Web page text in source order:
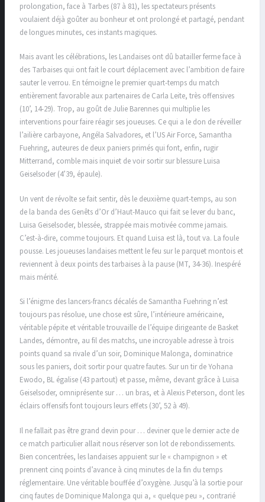
prolongation, face à Tarbes (87 à 81), les spectateurs présents
voulaient déjà goûter au bonheur et ont prolongé et partagé, pendant
de longues minutes, ces instants magiques.
Mais avant les célébrations, les Landaises ont dû batailler ferme face à
des Tarbaises qui ont fait le court déplacement avec l’ambition de faire
sauter le verrou. En témoigne le premier quart-temps du match
entièrement favorable aux partenaires de Carla Leite, très offensives
(10’, 14-29). Trop, au goût de Julie Barennes qui multiplie les
interventions pour faire réagir ses joueuses. Ce qui a le don de réveiller
l’ailière carbayone, Angéla Salvadores, et l’US Air Force, Samantha
Fuehring, auteures de deux paniers primés qui font, enfin, rugir
Mitterrand, comble mais inquiet de voir sortir sur blessure Luisa
Geiselsoder (4’39, épaule).
Un vent de révolte se fait sentir, dès le deuxième quart-temps, au son
de la banda des Genêts d’Or d’Haut-Mauco qui fait se lever du banc,
Luisa Geiselsoder, blessée, strappée mais motivée comme jamais.
C’est-à-dire, comme toujours. Et quand Luisa est là, tout va. La foule
pousse. Les joueuses landaises mettent le feu sur le parquet montois et
reviennent à deux points des tarbaises à la pause (MT, 34-36). Inespéré
mais mérité.
Si l’énigme des lancers-francs décalés de Samantha Fuehring n’est
toujours pas résolue, une chose est sûre, l’intérieure américaine,
véritable pépite et véritable trouvaille de l’équipe dirigeante de Basket
Landes, démontre, au fil des matchs, une incroyable adresse à trois
points quand sa rivale d’un soir, Dominique Malonga, dominatrice
sous les paniers, doit sortir pour quatre fautes. Sur un tir de Yohana
Ewodo, BL égalise (43 partout) et passe, même, devant grâce à Luisa
Geiselsoder, omniprésente sur … un bras, et à Alexis Peterson, dont les
éclairs offensifs font toujours leurs effets (30’, 52 à 49).
Il ne fallait pas être grand devin pour … deviner que le dernier acte de
ce match particulier allait nous réserver son lot de rebondissements.
Bien concentrées, les landaises appuient sur le « champignon » et
prennent cinq points d’avance à cinq minutes de la fin du temps
réglementaire. Une véritable bouffée d’oxygène. Jusqu’à la sortie pour
cinq fautes de Dominique Malonga qui a, « quelque peu », contrarié